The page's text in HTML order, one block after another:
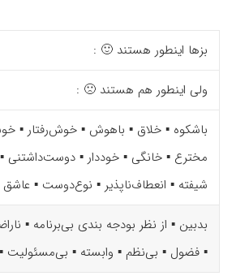
بزها اینطور هستند 🙂 :
ولی اینطور هم هستند 🙁 :
باشکوه ▪️ خلاق ▪️ باهوش ▪️ خوش‌رفتار ▪️
مخترع ▪️ خانگی ▪️ خوددار ▪️ دوست‌داشتنی
شیفته ▪️ انعطاف‌ناپذیر ▪️ نوع‌دوست ▪️
بدبین ▪️ از نظر بودجه بندی بی‌برنامه ▪️
▪️ فضول ▪️ بی‌نظم ▪️ وابسته ▪️ بی‌مسئولیت ▪️